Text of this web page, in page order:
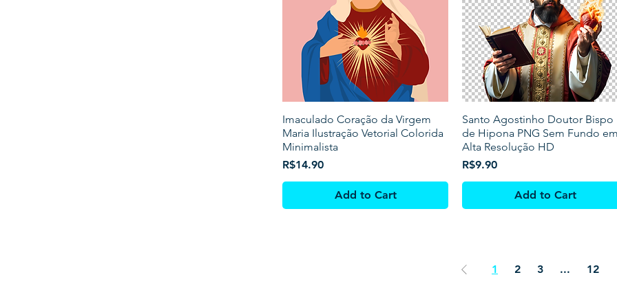
Imaculado Coração da Virgem
Maria Ilustração Vetorial Colorida
Minimalista
Price
R$14.90
Add to Cart
Santo Agostinho Doutor Bispo
de Hipona PNG Sem Fundo
Alta Resolução HD
Price
R$9.90
Add to Cart
1 2 3 ... 12